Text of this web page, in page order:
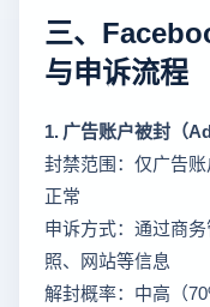
三、
与申诉流程
1. 广告账户被封（
封禁范围：仅广告
正常
申诉方式：通过商
照、网站等信息
解封概率：中高（